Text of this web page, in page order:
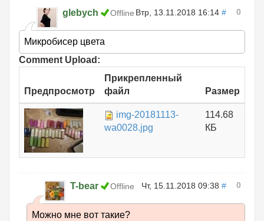
glebych Offline Втр, 13.11.2018 16:14 # 0
Микробисер цвета
Comment Upload:
Предпросмотр
Прикрепленный
файл
Размер
img-20181113-
wa0028.jpg
114.68
КБ
T-bear Offline Чт, 15.11.2018 09:38 # 0
Можно мне вот такие?